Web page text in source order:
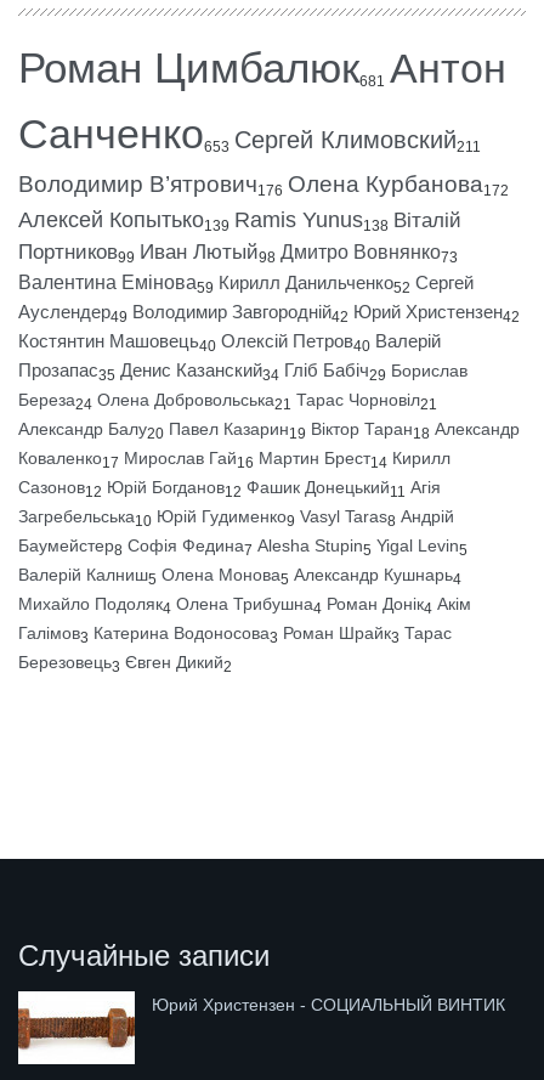
Роман Цимбалюк681 Антон
Санченко653 Сергей Климовский211
Володимир В’ятрович176 Олена Курбанова172
Алексей Копытько139 Ramis Yunus138 Віталій
Портников99 Иван Лютый98 Дмитро Вовнянко73
Валентина Емінова59 Кирилл Данильченко52 Сергей
Ауслендер49 Володимир Завгородній42 Юрий Христензен42
Костянтин Машовець40 Олексій Петров40 Валерій
Прозапас35 Денис Казанский34 Гліб Бабіч29 Борислав
Береза24 Олена Добровольська21 Тарас Чорновіл21
Александр Балу20 Павел Казарин19 Віктор Таран18 Александр
Коваленко17 Мирослав Гай16 Мартин Брест14 Кирилл
Сазонов12 Юрій Богданов12 Фашик Донецький11 Агія
Загребельська10 Юрій Гудименко9 Vasyl Taras8 Андрій
Баумейстер8 Софія Федина7 Alesha Stupin5 Yigal Levin5
Валерій Калниш5 Олена Монова5 Александр Кушнарь4
Михайло Подоляк4 Олена Трибушна4 Роман Донік4 Акім
Галімов3 Катерина Водоносова3 Роман Шрайк3 Тарас
Березовець3 Євген Дикий2
Случайные записи
Юрий Христензен - СОЦИАЛЬНЫЙ ВИНТИК